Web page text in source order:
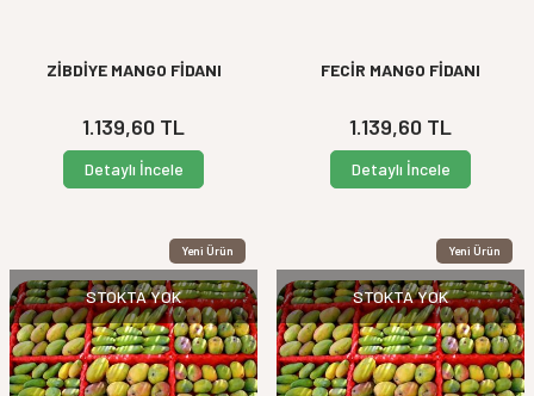
ZİBDİYE MANGO FİDANI
1.139,60 TL
Detaylı İncele
FECİR MANGO FİDANI
1.139,60 TL
Detaylı İncele
Yeni Ürün
STOKTA YOK
Yeni Ürün
STOKTA YOK